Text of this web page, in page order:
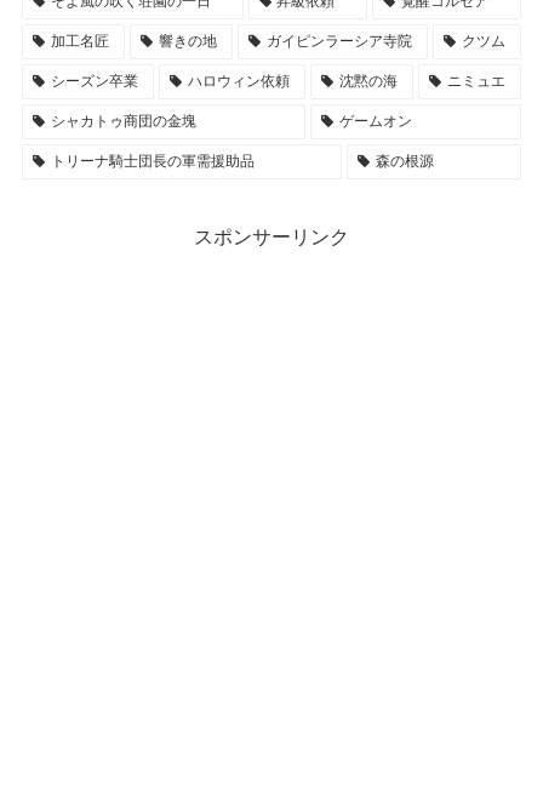
加工名匠 響きの地 ガイピンラーシア寺院 クツム
シーズン卒業 ハロウィン依頼 沈黙の海 ニミュエ
シャカトゥ商団の金塊 ゲームオン
トリーナ騎士団長の軍需援助品 森の根源
スポンサーリンク